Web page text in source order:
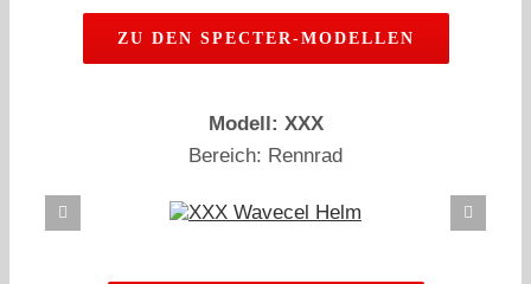
ZU DEN SPECTER-MODELLEN
Modell: XXX
Bereich: Rennrad